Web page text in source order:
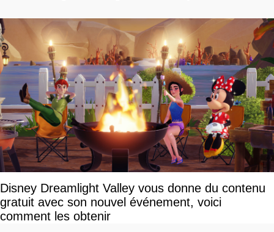
Disney Dreamlight Valley vous donne du contenu
gratuit avec son nouvel événement, voici
comment les obtenir